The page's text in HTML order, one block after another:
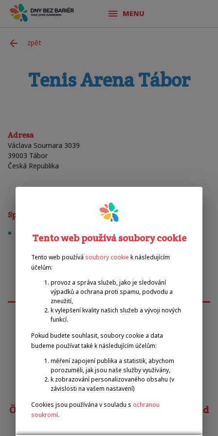
MENU
zpět
Tenis Arena Tábor
Adresa
Václava Soumara 3039
39003 Tábor
Česká Republika
Sporty
tenis
Emilova sportovní, z.s.
Pavel Zbožínek
zbozinek@emilova-sportovni.cz
+420 602 720 518
Österreichischer Behindertensportverband
Tento web používá soubory cookie
Tento web používá soubory cookie k následujícím
účelům:
provoz a správa služeb, jako je sledování
výpadků a ochrana proti spamu, podvodu a
zneužití,
k vylepšení kvality našich služeb a vývoji nových
funkcí.
Pokud budete souhlasit, soubory cookie a data
budeme používat také k následujícím účelům:
měření zapojení publika a statistik, abychom
porozuměli, jak jsou naše služby využívány,
k zobrazování personalizovaného obsahu (v
závislosti na vašem nastavení)
Cookies jsou používána v souladu s ochranou
soukromí.